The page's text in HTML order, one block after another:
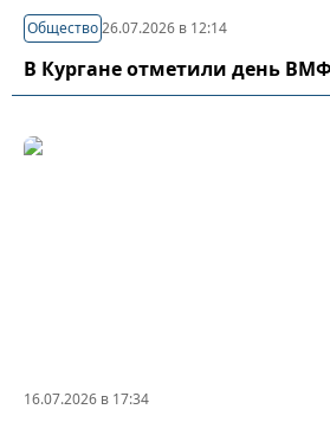
Общество26.07.2026 в 12:14
В Кургане отметили день ВМФ
16.07.2026 в 17:34